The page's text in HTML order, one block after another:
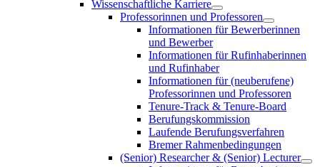
Wissenschaftliche Karriere
Professorinnen und Professoren
Informationen für Bewerberinnen
und Bewerber
Informationen für Rufinhaberinnen
und Rufinhaber
Informationen für (neuberufene)
Professorinnen und Professoren
Tenure-Track & Tenure-Board
Berufungskommission
Laufende Berufungsverfahren
Bremer Rahmenbedingungen
(Senior) Researcher & (Senior) Lecturer